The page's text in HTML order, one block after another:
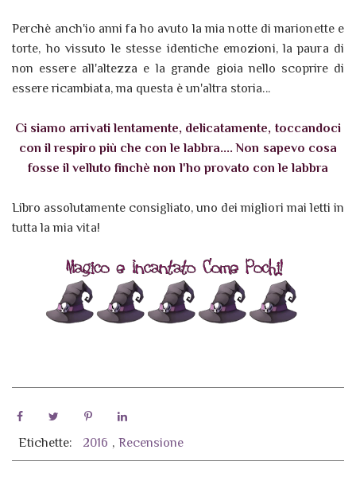
Perchè anch'io anni fa ho avuto la mia notte di marionette e
torte, ho vissuto le stesse identiche emozioni, la paura di
non essere all'altezza e la grande gioia nello scoprire di
essere ricambiata, ma questa è un'altra storia...
Ci siamo arrivati lentamente, delicatamente, toccandoci
con il respiro più che con le labbra.... Non sapevo cosa
fosse il velluto finchè non l'ho provato con le labbra
Libro assolutamente consigliato, uno dei migliori mai letti in
tutta la mia vita!
Etichette: 2016 , Recensione